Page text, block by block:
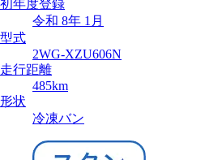
初年度登録
令和 8年 1月
型式
2WG-XZU606N
走行距離
485km
形状
冷凍バン